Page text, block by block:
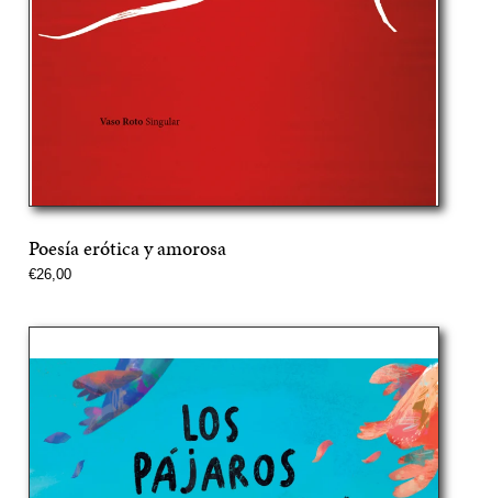
Poesía erótica y amorosa
Precio
€26,00